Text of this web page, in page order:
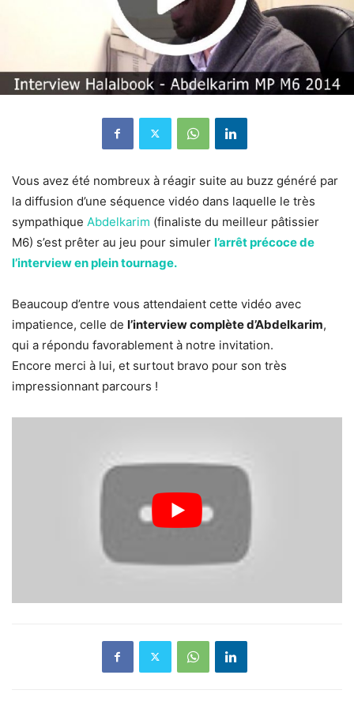
Vous avez été nombreux à réagir suite au buzz généré par
la diffusion d’une séquence vidéo dans laquelle le très
sympathique Abdelkarim (finaliste du meilleur pâtissier
M6) s’est prêter au jeu pour simuler l’arrêt précoce de
l’interview en plein tournage.
Beaucoup d’entre vous attendaient cette vidéo avec
impatience, celle de l’interview complète d’Abdelkarim,
qui a répondu favorablement à notre invitation.
Encore merci à lui, et surtout bravo pour son très
impressionnant parcours !